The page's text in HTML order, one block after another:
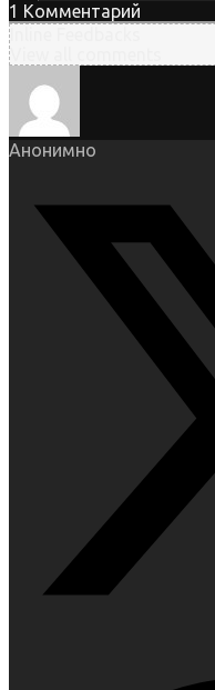
1 Комментарий
Анонимно